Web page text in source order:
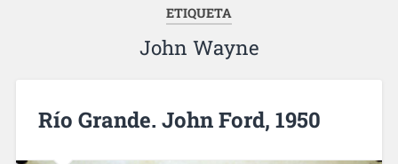
ETIQUETA
John Wayne
Río Grande. John Ford, 1950